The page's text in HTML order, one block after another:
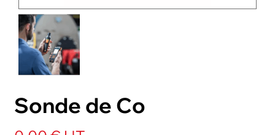
NOS PACKS
ACCESSOIRES ET PIÈCES DÉTACHÉES
Sonde de Co